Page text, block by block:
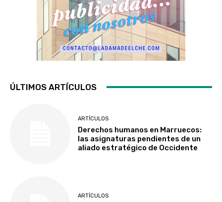
ÚLTIMOS ARTÍCULOS
ARTÍCULOS
Derechos humanos en Marruecos:
las asignaturas pendientes de un
aliado estratégico de Occidente
ARTÍCULOS